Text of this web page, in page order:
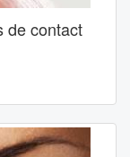
de contact